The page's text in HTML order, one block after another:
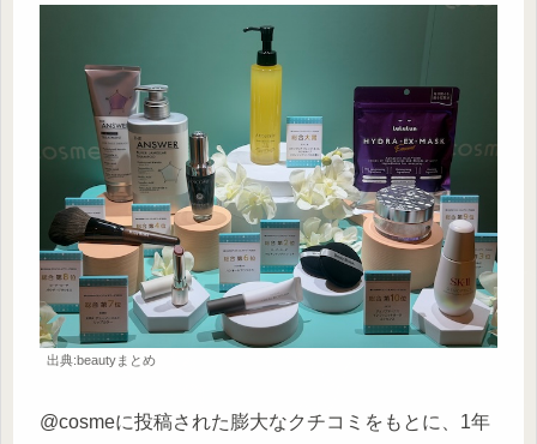
出典:beautyまとめ
@cosmeに投稿された膨大なクチコミをもとに、1年